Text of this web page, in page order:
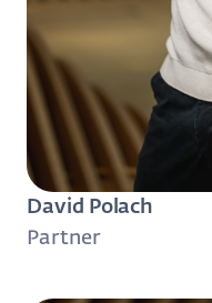
David Polach
Partner